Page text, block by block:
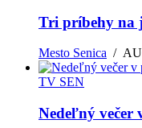
Tri príbehy na
Mesto Senica /
TV SEN
Nedeľný večer